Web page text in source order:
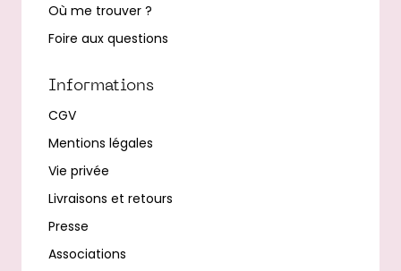
Où me trouver ?
Foire aux questions
Informations
CGV
Mentions légales
Vie privée
Livraisons et retours
Presse
Associations